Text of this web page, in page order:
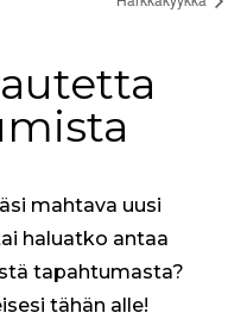
mahtava uusi
haluatko antaa
tapahtumasta?
tähän alle!